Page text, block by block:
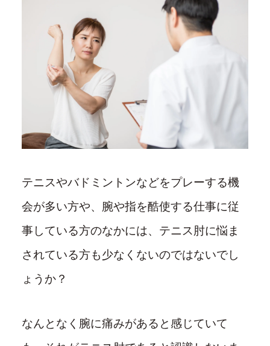
テニスやバドミントンなどをプレーする機
会が多い方や、腕や指を酷使する仕事に従
事している方のなかには、テニス肘に悩ま
されている方も少なくないのではないでし
ょうか？
なんとなく腕に痛みがあると感じていて